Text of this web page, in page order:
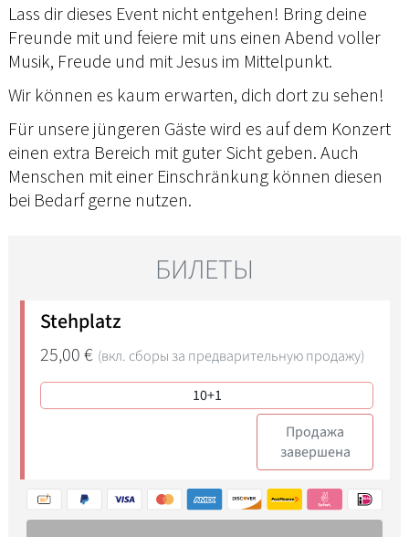
Lass dir dieses Event nicht entgehen! Bring deine
Freunde mit und feiere mit uns einen Abend voller
Musik, Freude und mit Jesus im Mittelpunkt.
Wir können es kaum erwarten, dich dort zu sehen!
Für unsere jüngeren Gäste wird es auf dem Konzert
einen extra Bereich mit guter Sicht geben. Auch
Menschen mit einer Einschränkung können diesen
bei Bedarf gerne nutzen.